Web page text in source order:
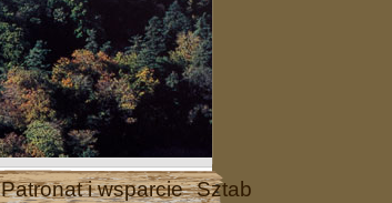
Patronat i wsparcie Sztab